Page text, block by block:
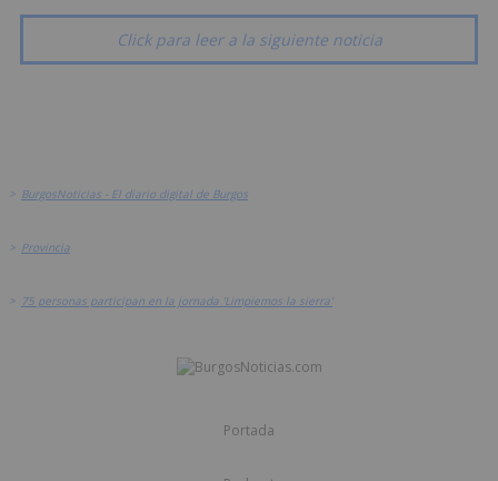
Click para leer a la siguiente noticia
> BurgosNoticias - El diario digital de Burgos
> Provincia
> 75 personas participan en la jornada 'Limpiemos la sierra'
Portada